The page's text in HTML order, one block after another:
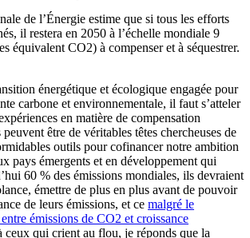
de l’Énergie estime que si tous les efforts
il restera en 2050 à l’échelle mondiale 9
équivalent CO2) à compenser et à séquestrer.
énergétique et écologique engagée pour
carbone et environnementale, il faut s’atteler
en matière de compensation
être de véritables têtes chercheuses de
outils pour cofinancer notre ambition
pays émergents et en développement qui
60 % des émissions mondiales, ils devraient
émettre de plus en plus avant de pouvoir
de leurs émissions, et ce malgré le
émissions de CO2 et croissance
ceux qui crient au flou, je réponds que la